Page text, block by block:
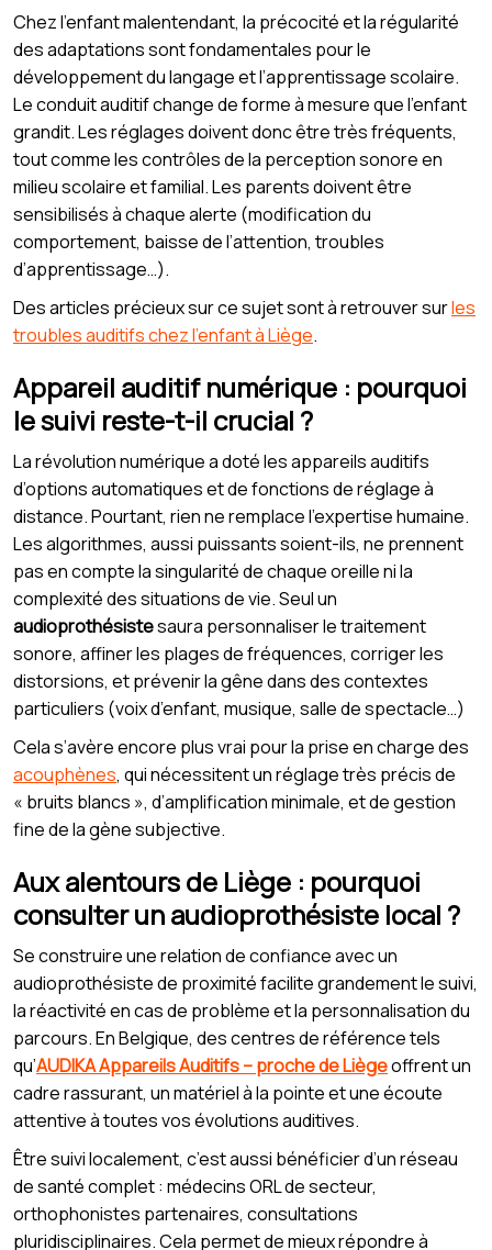
Chez l’enfant malentendant, la précocité et la régularité
des adaptations sont fondamentales pour le
développement du langage et l’apprentissage scolaire.
Le conduit auditif change de forme à mesure que l’enfant
grandit. Les réglages doivent donc être très fréquents,
tout comme les contrôles de la perception sonore en
milieu scolaire et familial. Les parents doivent être
sensibilisés à chaque alerte (modification du
comportement, baisse de l’attention, troubles
d’apprentissage…).
Des articles précieux sur ce sujet sont à retrouver surles
troubles auditifs chez l’enfant à Liège.
Appareil auditif numérique : pourquoi
le suivi reste-t-il crucial ?
La révolution numérique a doté les appareils auditifs
d’options automatiques et de fonctions de réglage à
distance. Pourtant, rien ne remplace l’expertise humaine.
Les algorithmes, aussi puissants soient-ils, ne prennent
pas en compte la singularité de chaque oreille ni la
complexité des situations de vie. Seul un
audioprothésistesaura personnaliser le traitement
sonore, affiner les plages de fréquences, corriger les
distorsions, et prévenir la gêne dans des contextes
particuliers (voix d’enfant, musique, salle de spectacle…)
Cela s’avère encore plus vrai pour la prise en charge des
acouphènes, qui nécessitent un réglage très précis de
« bruits blancs », d’amplification minimale, et de gestion
fine de la gène subjective.
Aux alentours de Liège : pourquoi
consulter un audioprothésiste local ?
Se construire une relation de confiance avec un
audioprothésiste de proximité facilite grandement le suivi,
la réactivité en cas de problème et la personnalisation du
parcours. En Belgique, des centres de référence tels
qu’AUDIKA Appareils Auditifs – proche de Liègeoffrent un
cadre rassurant, un matériel à la pointe et une écoute
attentive à toutes vos évolutions auditives.
Être suivi localement, c’est aussi bénéficier d’un réseau
de santé complet : médecins ORL de secteur,
orthophonistes partenaires, consultations
pluridisciplinaires. Cela permet de mieux répondre à